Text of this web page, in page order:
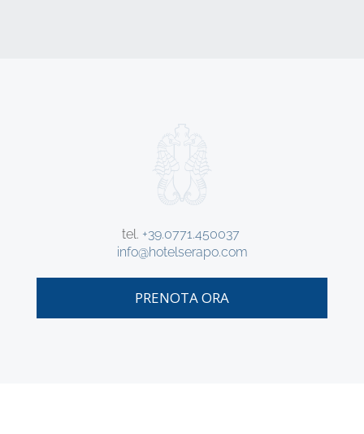
tel. +39.0771.450037
info@hotelserapo.com
PRENOTA ORA